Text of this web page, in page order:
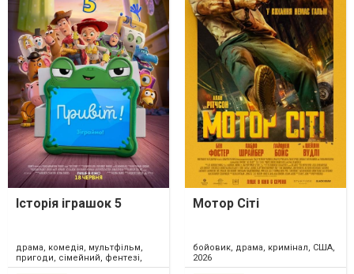
Історія іграшок 5
драма, комедія, мультфільм,
пригоди, сімейний, фентезі,
США, 2026
Мотор Сіті
бойовик, драма, кримінал, США,
2026